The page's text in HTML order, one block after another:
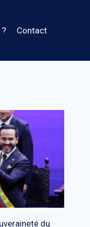
Contact
du